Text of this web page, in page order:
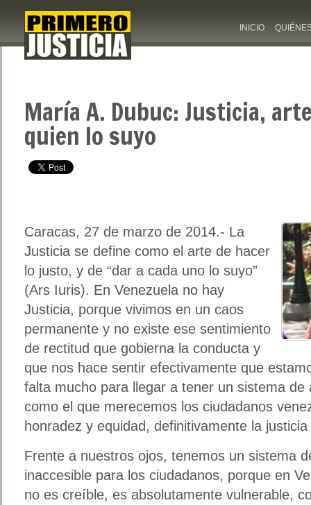
INICIO
María A. Dubuc: Justicia,
quien lo suyo
Caracas, 27 de marzo de 2014.- La
Justicia se define como el arte de hacer
lo justo, y de “dar a cada uno lo suyo”
(Ars Iuris). En Venezuela no hay
Justicia, porque vivimos en un caos
permanente y no existe ese sentimiento
de rectitud que gobierna la conducta y
que nos hace sentir efectivamente que
falta mucho para llegar a tener un sistema de
como el que merecemos los ciudadanos
honradez y equidad, definitivamente la
Frente a nuestros ojos, tenemos un sistema
inaccesible para los ciudadanos, porque en
no es creíble, es absolutamente vulnerable,